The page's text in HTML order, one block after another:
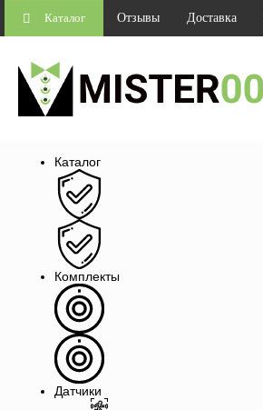
Каталог Отзывы Доставка
Каталог
Комплекты
Датчики